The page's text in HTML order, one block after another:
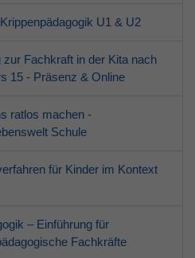
U1 & U2
zur Fachkraft in der Kita nach
15 - Präsenz & Online
ratlos machen -
Schule
für Kinder im Kontext
– Einführung für
Fachkräfte